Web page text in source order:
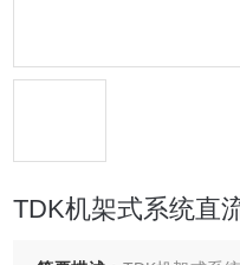
TDK机架式系统直